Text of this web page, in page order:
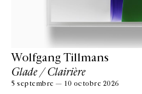
Wolfgang Tillmans
Glade / Clairière
5 septembre — 10 octobre 2026